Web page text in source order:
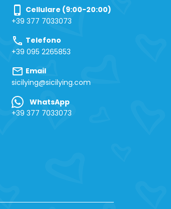
phone_iphone
Cellulare (9:00-20:00)
+39 377 7033073
call Telefono
+39 095 2265853
mail Email
sicilying@sicilying.com
WhatsApp
+39 377 7033073